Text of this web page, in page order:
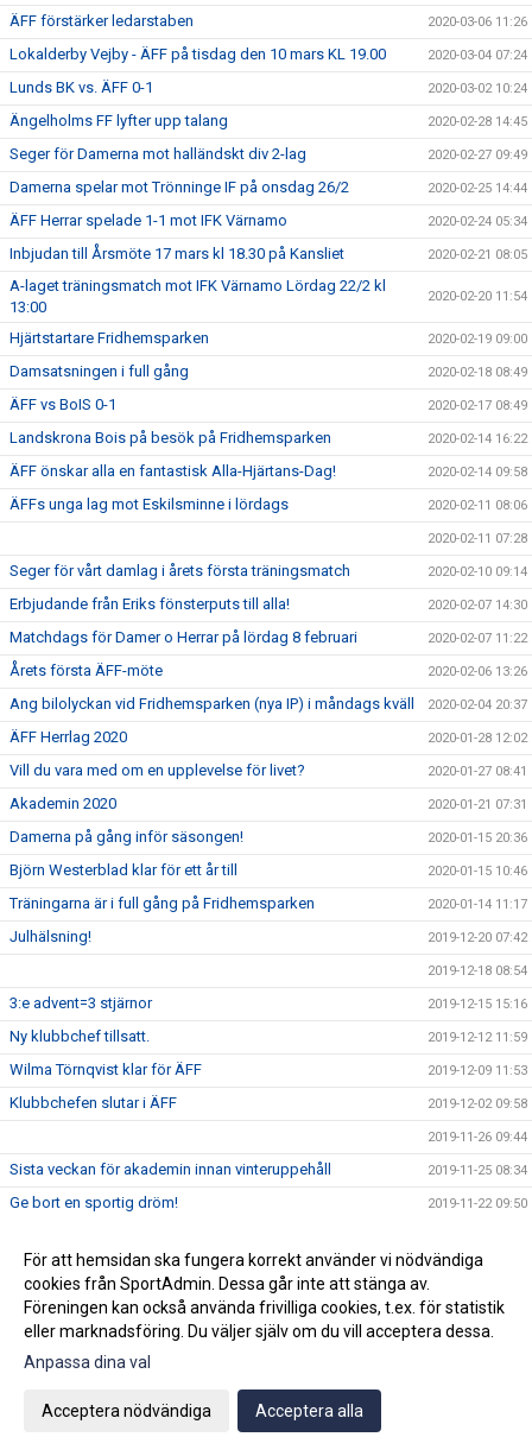
ÄFF förstärker ledarstaben 2020-03-06 11:26
Lokalderby Vejby - ÄFF på tisdag den 10 mars KL 19.00 2020-03-04 07:24
Lunds BK vs. ÄFF 0-1 2020-03-02 10:24
Ängelholms FF lyfter upp talang 2020-02-28 14:45
Seger för Damerna mot halländskt div 2-lag 2020-02-27 09:49
Damerna spelar mot Trönninge IF på onsdag 26/2 2020-02-25 14:44
ÄFF Herrar spelade 1-1 mot IFK Värnamo 2020-02-24 05:34
Inbjudan till Årsmöte 17 mars kl 18.30 på Kansliet 2020-02-21 08:05
A-laget träningsmatch mot IFK Värnamo Lördag 22/2 kl
13:00
2020-02-20 11:54
Hjärtstartare Fridhemsparken 2020-02-19 09:00
Damsatsningen i full gång 2020-02-18 08:49
ÄFF vs BoIS 0-1 2020-02-17 08:49
Landskrona Bois på besök på Fridhemsparken 2020-02-14 16:22
ÄFF önskar alla en fantastisk Alla-Hjärtans-Dag! 2020-02-14 09:58
ÄFFs unga lag mot Eskilsminne i lördags 2020-02-11 08:06
2020-02-11 07:28
Seger för vårt damlag i årets första träningsmatch 2020-02-10 09:14
Erbjudande från Eriks fönsterputs till alla! 2020-02-07 14:30
Matchdags för Damer o Herrar på lördag 8 februari 2020-02-07 11:22
Årets första ÄFF-möte 2020-02-06 13:26
Ang bilolyckan vid Fridhemsparken (nya IP) i måndags kväll 2020-02-04 20:37
ÄFF Herrlag 2020 2020-01-28 12:02
Vill du vara med om en upplevelse för livet? 2020-01-27 08:41
Akademin 2020 2020-01-21 07:31
Damerna på gång inför säsongen! 2020-01-15 20:36
Björn Westerblad klar för ett år till 2020-01-15 10:46
Träningarna är i full gång på Fridhemsparken 2020-01-14 11:17
Julhälsning! 2019-12-20 07:42
2019-12-18 08:54
3:e advent=3 stjärnor 2019-12-15 15:16
Ny klubbchef tillsatt. 2019-12-12 11:59
Wilma Törnqvist klar för ÄFF 2019-12-09 11:53
Klubbchefen slutar i ÄFF 2019-12-02 09:58
2019-11-26 09:44
Sista veckan för akademin innan vinteruppehåll 2019-11-25 08:34
Ge bort en sportig dröm! 2019-11-22 09:50
Köp din Bingolott av vårt P13 lag 2019-11-15 09:16
Avslutning för ungdomslagen söndagen den 3 november
KL 11:00
2019-10-30 09:04
Vi välkomnar Mikael " Ragge" Ragvald till ÄFF
F17 FÖR- EM Spanien - Sverige
För att hemsidan ska fungera korrekt använder vi nödvändiga
cookies från SportAdmin. Dessa går inte att stänga av.
Föreningen kan också använda frivilliga cookies, t.ex. för statistik
eller marknadsföring. Du väljer själv om du vill acceptera dessa.
Anpassa dina val
Acceptera nödvändiga Acceptera alla